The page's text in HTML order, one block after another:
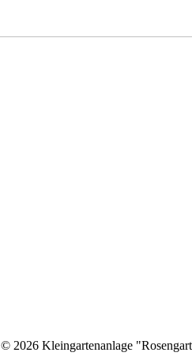
© 2026 Kleingartenanlage